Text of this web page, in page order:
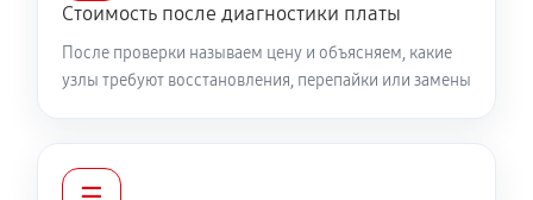
Стоимость после диагностики платы
После проверки называем цену и объясняем, какие
узлы требуют восстановления, перепайки или замены